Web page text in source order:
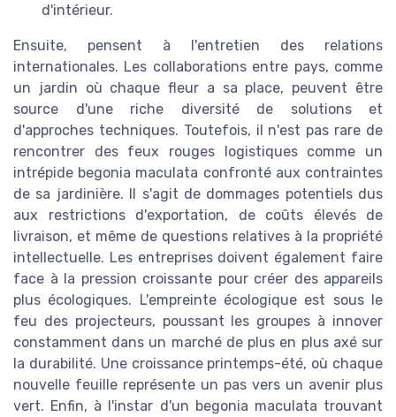
d'intérieur.
Ensuite, pensent à l'entretien des relations
internationales. Les collaborations entre pays, comme
un jardin où chaque fleur a sa place, peuvent être
source d'une riche diversité de solutions et
d'approches techniques. Toutefois, il n'est pas rare de
rencontrer des feux rouges logistiques comme un
intrépide begonia maculata confronté aux contraintes
de sa jardinière. Il s'agit de dommages potentiels dus
aux restrictions d'exportation, de coûts élevés de
livraison, et même de questions relatives à la propriété
intellectuelle. Les entreprises doivent également faire
face à la pression croissante pour créer des appareils
plus écologiques. L'empreinte écologique est sous le
feu des projecteurs, poussant les groupes à innover
constamment dans un marché de plus en plus axé sur
la durabilité. Une croissance printemps-été, où chaque
nouvelle feuille représente un pas vers un avenir plus
vert. Enfin, à l'instar d'un begonia maculata trouvant